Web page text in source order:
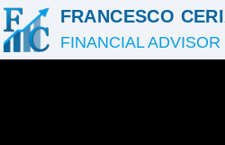
FRANCESCO
FINANCIAL ADVISOR